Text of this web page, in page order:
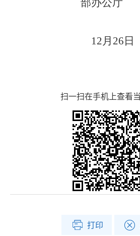
部办公厅
12月26日
扫一扫在手机上查看
打印